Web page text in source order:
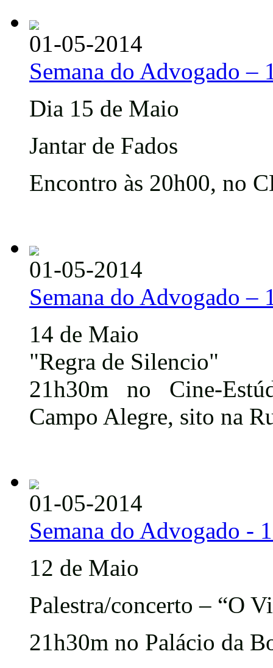
01-05-2014
Semana do Advogado –
Dia 15 de Maio
Jantar de Fados
Encontro às 20h00, no
01-05-2014
Semana do Advogado –
14 de Maio
"Regra de Silencio"
21h30m no Cine-
Campo Alegre, sito na
01-05-2014
Semana do Advogado -
12 de Maio
Palestra/concerto – “O
21h30m no Palácio da